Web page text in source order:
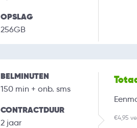
OPSLAG
256GB
BELMINUTEN
150 min + onb. sms
CONTRACTDUUR
2 jaar
€4,95